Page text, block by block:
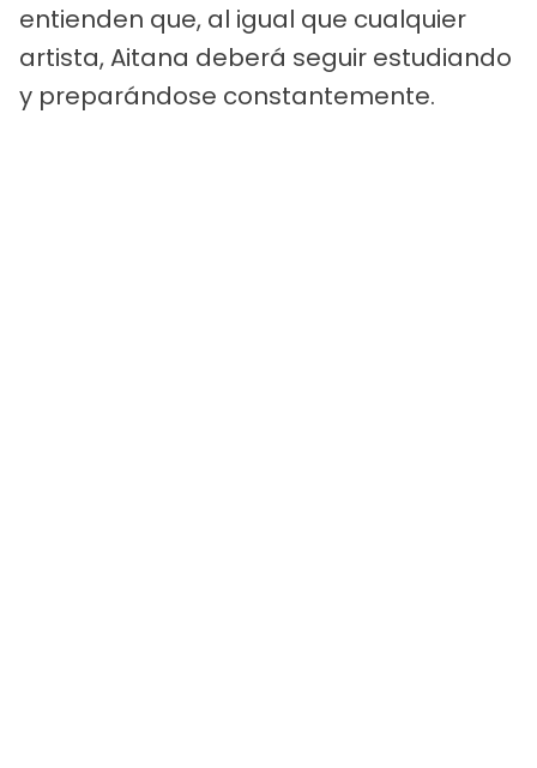
entienden que, al igual que cualquier
artista, Aitana deberá seguir estudiando
y preparándose constantemente.